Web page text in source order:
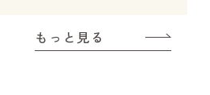
もっと見る